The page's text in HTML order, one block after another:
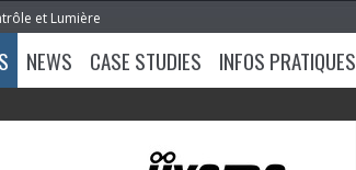
et Lumière
NEWS CASE STUDIES INFOS PRATIQUES